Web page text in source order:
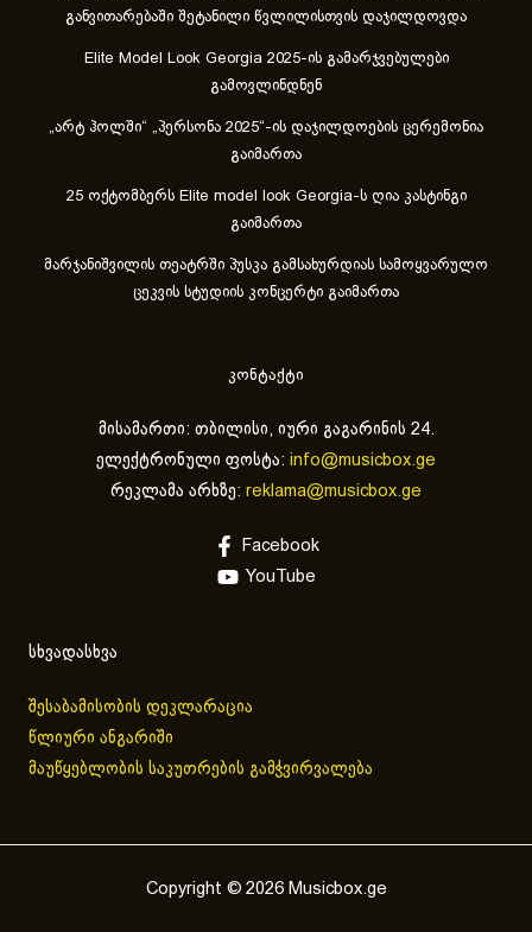
განვითარებაში შეტანილი წვლილისთვის დაჯილდოვდა
Elite Model Look Georgia 2025-ის გამარჯვებულები
გამოვლინდნენ
„არტ ჰოლში“ „პერსონა 2025“-ის დაჯილდოების ცერემონია
გაიმართა
25 ოქტომბერს Elite model look Georgia-ს ღია კასტინგი
გაიმართა
მარჯანიშვილის თეატრში პუსკა გამსახურდიას სამოყვარულო
ცეკვის სტუდიის კონცერტი გაიმართა
კონტაქტი
მისამართი: თბილისი, იური გაგარინის 24.
ელექტრონული ფოსტა: info@musicbox.ge
რეკლამა არხზე: reklama@musicbox.ge
Facebook
YouTube
სხვადასხვა
შესაბამისობის დეკლარაცია
წლიური ანგარიში
მაუწყებლობის საკუთრების გამჭვირვალება
Copyright © 2026 Musicbox.ge